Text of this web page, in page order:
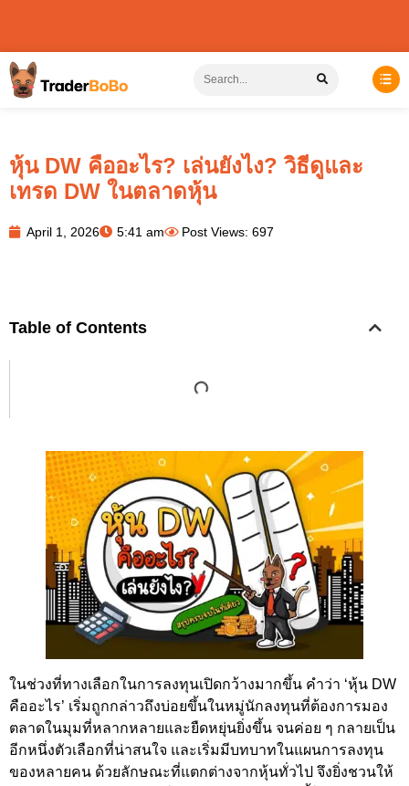
หุ้น DW คืออะไร? เล่นยังไง? วิธีดูและ
เทรด DW ในตลาดหุ้น
April 1, 2026 5:41 am Post Views: 697
Table of Contents
ในช่วงที่ทางเลือกในการลงทุนเปิดกว้างมากขึ้น คำว่า ‘หุ้น DW
คืออะไร’ เริ่มถูกกล่าวถึงบ่อยขึ้นในหมู่นักลงทุนที่ต้องการมอง
ตลาดในมุมที่หลากหลายและยืดหยุ่นยิ่งขึ้น จนค่อย ๆ กลายเป็น
อีกหนึ่งตัวเลือกที่น่าสนใจ และเริ่มมีบทบาทในแผนการลงทุน
ของหลายคน ด้วยลักษณะที่แตกต่างจากหุ้นทั่วไป จึงยิ่งชวนให้